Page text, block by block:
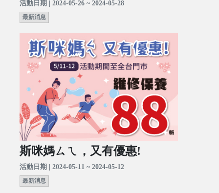
活動日期 | 2024-05-26 ~ 2024-05-28
最新消息
斯咪媽ㄙㄟ，又有優惠!
活動日期 | 2024-05-11 ~ 2024-05-12
最新消息